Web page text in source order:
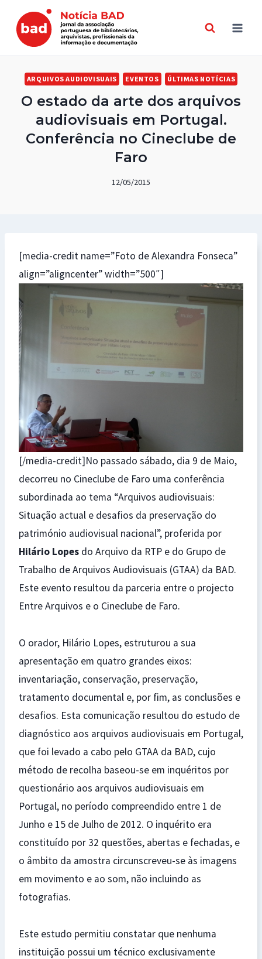
content
ARQUIVOS AUDIOVISUAIS EVENTOS ÚLTIMAS NOTÍCIAS
O estado da arte dos arquivos
audiovisuais em Portugal.
Conferência no Cineclube de
Faro
12/05/2015
[media-credit name=”Foto de Alexandra Fonseca”
align=”aligncenter” width=”500″]
[/media-credit]No passado sábado, dia 9 de Maio,
decorreu no Cineclube de Faro uma conferência
subordinada ao tema “Arquivos audiovisuais:
Situação actual e desafios da preservação do
património audiovisual nacional”, proferida por
Hilário Lopes do Arquivo da RTP e do Grupo de
Trabalho de Arquivos Audiovisuais (GTAA) da BAD.
Este evento resultou da parceria entre o projecto
Entre Arquivos e o Cineclube de Faro.
O orador, Hilário Lopes, estruturou a sua
apresentação em quatro grandes eixos:
inventariação, conservação, preservação,
tratamento documental e, por fim, as conclusões e
desafios. Esta comunicação resultou do estudo de
diagnóstico aos arquivos audiovisuais em Portugal,
que foi levado a cabo pelo GTAA da BAD, cujo
método de recolha baseou-se em inquéritos por
questionário aos arquivos audiovisuais em
Portugal, no período compreendido entre 1 de
Junho e 15 de Julho de 2012. O inquérito era
constituído por 32 questões, abertas e fechadas, e
o âmbito da amostra circunscreveu-se às imagens
em movimento e ao som, não incluindo as
fotografias.
Este estudo permitiu constatar que nenhuma
instituição possui um técnico exclusivamente